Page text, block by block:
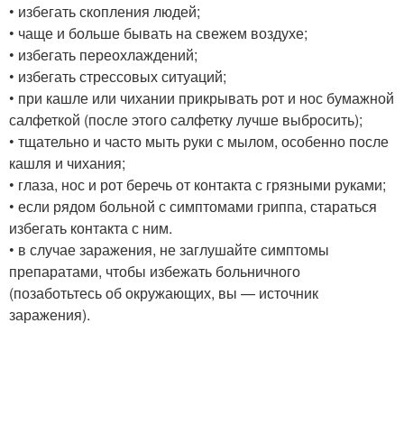
• избегать скопления людей;
• чаще и больше бывать на свежем воздухе;
• избегать переохлаждений;
• избегать стрессовых ситуаций;
• при кашле или чихании прикрывать рот и нос бумажной
салфеткой (после этого салфетку лучше выбросить);
• тщательно и часто мыть руки с мылом, особенно после
кашля и чихания;
• глаза, нос и рот беречь от контакта с грязными руками;
• если рядом больной с симптомами гриппа, стараться
избегать контакта с ним.
• в случае заражения, не заглушайте симптомы
препаратами, чтобы избежать больничного
(позаботьтесь об окружающих, вы — источник
заражения).